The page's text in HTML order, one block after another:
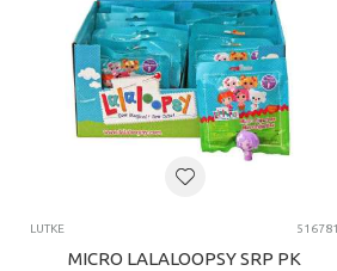
LUTKE 516781
MICRO LALALOOPSY SRP PK